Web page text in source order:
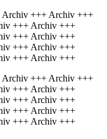
+++ Archiv +++
+++ Archiv +++
+++ Archiv +++
+++ Archiv +++
+++ Archiv +++
+++ Archiv +++
+++ Archiv +++
+++ Archiv +++
+++ Archiv +++
+++ Archiv +++